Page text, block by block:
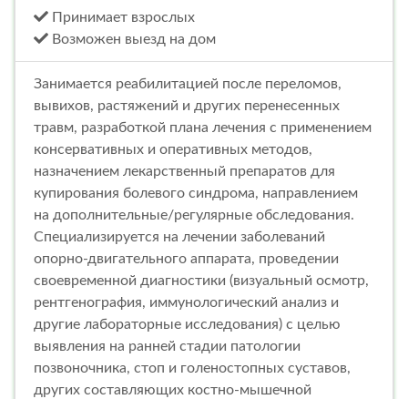
Принимает взрослых
Возможен выезд на дом
Занимается реабилитацией после переломов,
вывихов, растяжений и других перенесенных
травм, разработкой плана лечения с применением
консервативных и оперативных методов,
назначением лекарственный препаратов для
купирования болевого синдрома, направлением
на дополнительные/регулярные обследования.
Специализируется на лечении заболеваний
опорно-двигательного аппарата, проведении
своевременной диагностики (визуальный осмотр,
рентгенография, иммунологический анализ и
другие лабораторные исследования) с целью
выявления на ранней стадии патологии
позвоночника, стоп и голеностопных суставов,
других составляющих костно-мышечной